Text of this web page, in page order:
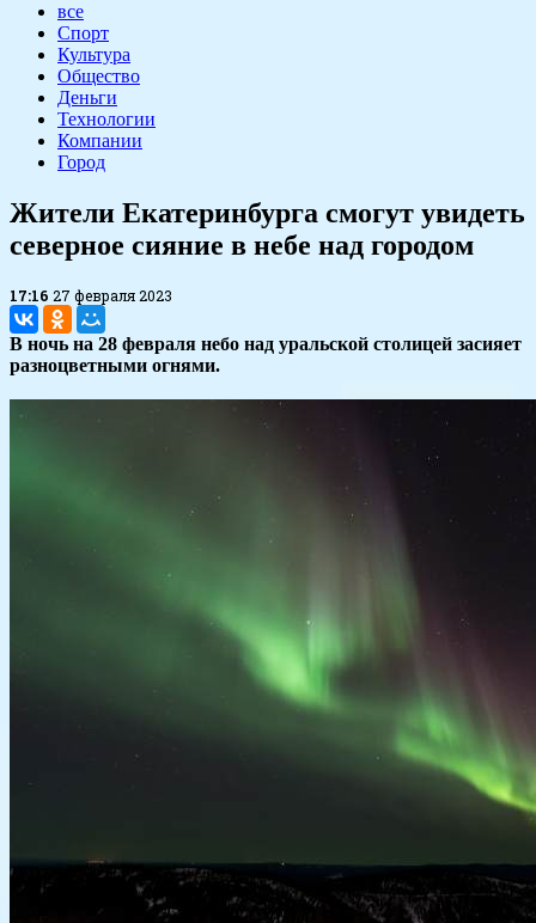
все
Спорт
Культура
Общество
Деньги
Технологии
Компании
Город
Жители Екатеринбурга смогут увидеть
северное сияние в небе над городом
17:16 27 февраля 2023
В ночь на 28 февраля небо над уральской столицей засияет
разноцветными огнями.